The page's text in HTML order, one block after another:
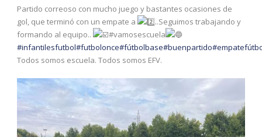
Partido correoso con mucho juego y bastantes ocasiones de
gol, que terminó con un empate a
..Seguimos trabajando y
formando al equipo..
#vamosescuela
#infantilesfutbol#futbolonce#fútbolbase#buenpartido
Todos somos escuela. Todos somos EFV.